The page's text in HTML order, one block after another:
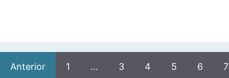
Anterior 1 … 3 4 5 6 7